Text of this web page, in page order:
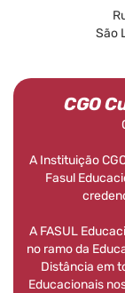
São
CGO
A Instituição
Fasul
A FASUL
no ramo da
Distância em
Educacionais